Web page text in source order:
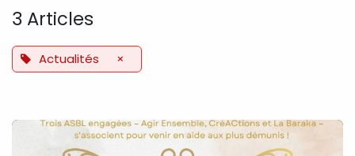
3 Articles
Actualités ×